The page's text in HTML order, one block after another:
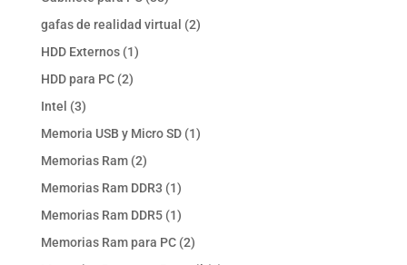
productos
gafas de realidad virtual 22
HDD Externos 11
HDD para PC 22
Intel 33
productos
Memoria USB y Micro SD 11
Memorias Ram 22
productos
Memorias Ram DDR3 11
producto
Memorias Ram DDR5 11
producto
Memorias Ram para PC 22